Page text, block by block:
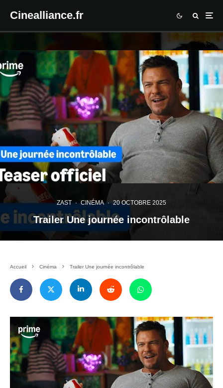
Cinealliance.fr
ZAST · CINÉMA · 20 OCTOBRE 2025
Trailer Une journée incontrôlable
Accueil Cinéma Trailer Une journée incontrôlable